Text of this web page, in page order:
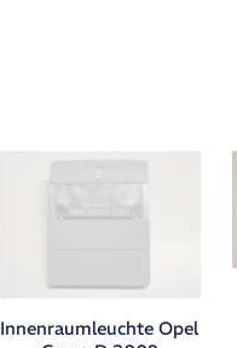
Innenraumleuchte Opel